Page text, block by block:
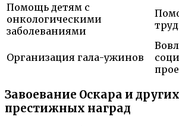
Помощь детям с
онкологическими
заболеваниями
Организация гала-ужинов
Завоевание Оскара и других
престижных наград